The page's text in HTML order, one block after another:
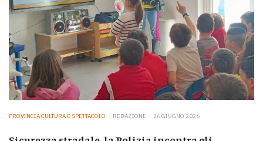
PROVINCIA CULTURA E SPETTACOLO REDAZIONE 26 GIUGNO 2026